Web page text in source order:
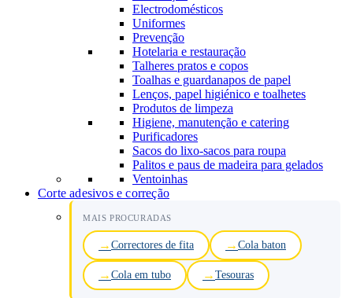
Electrodomésticos
Uniformes
Prevenção
Hotelaria e restauração
Talheres pratos e copos
Toalhas e guardanapos de papel
Lenços, papel higiénico e toalhetes
Produtos de limpeza
Higiene, manutenção e catering
Purificadores
Sacos do lixo-sacos para roupa
Palitos e paus de madeira para gelados
Ventoinhas
Corte adesivos e correção
MAIS PROCURADAS
Correctores de fita Cola baton
Cola em tubo Tesouras